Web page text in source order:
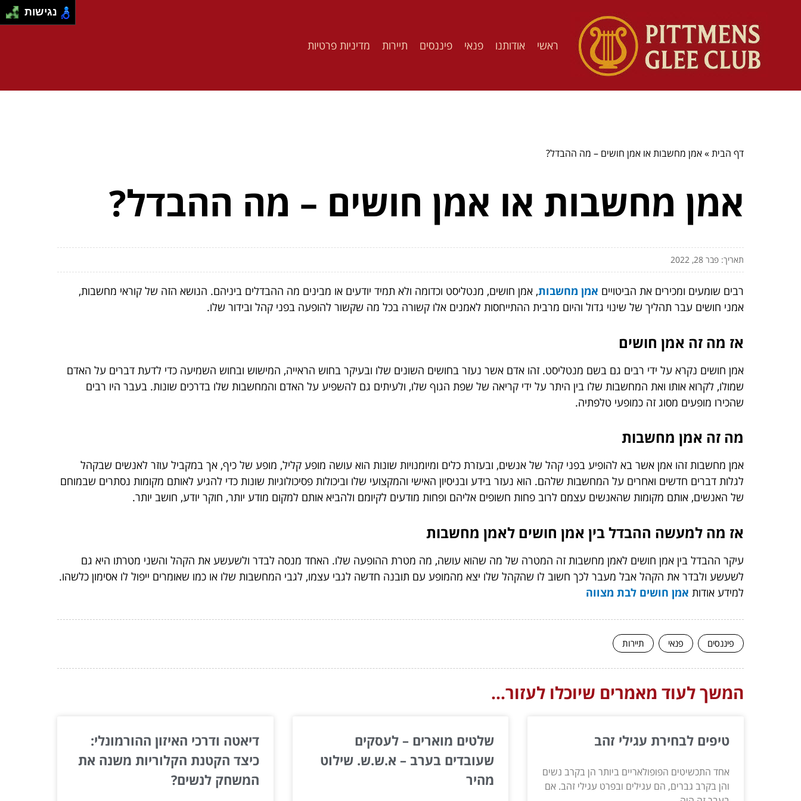
ראשי אודותנו פנאי פיננסים תיירות מדיניות פרטיות
דף הבית»אמן מחשבות או אמן חושים – מה ההבדל?
אמן מחשבות או אמן חושים – מה ההבדל?
תאריך: פבר 28, 2022
רבים שומעים ומכירים את הביטויים אמן מחשבות, אמן חושים, מנטליסט וכדומה ולא תמיד יודעים או מבינים מה ההבדלים ביניהם. הנושא הזה של קוראי מחשבות,
אמני חושים עבר תהליך של שינוי גדול והיום מרבית ההתייחסות לאמנים אלו קשורה בכל מה שקשור להופעה בפני קהל ובידור שלו.
אז מה זה אמן חושים
אמן חושים נקרא על ידי רבים גם בשם מנטליסט. זהו אדם אשר נעזר בחושים השונים שלו ובעיקר בחוש הראייה, המישוש ובחוש השמיעה כדי לדעת דברים על האדם
שמולו, לקרוא אותו ואת המחשבות שלו בין היתר על ידי קריאה של שפת הגוף שלו, ולעיתים גם להשפיע על האדם והמחשבות שלו בדרכים שונות. בעבר היו רבים
שהכירו מופעים מסוג זה כמופעי טלפתיה.
מה זה אמן מחשבות
אמן מחשבות זהו אמן אשר בא להופיע בפני קהל של אנשים, ובעזרת כלים ומיומנויות שונות הוא עושה מופע קליל, מופע של כיף, אך במקביל עוזר לאנשים שבקהל
לגלות דברים חדשים ואחרים על המחשבות שלהם. הוא נעזר בידע ובניסיון האישי והמקצועי שלו וביכולות פסיכולוגיות שונות כדי להגיע לאותם מקומות נסתרים שבמוחם
של האנשים, אותם מקומות שהאנשים עצמם לרוב פחות חשופים אליהם ופחות מודעים לקיומם ולהביא אותם למקום מודע יותר, חוקר יודע, חושב יותר.
אז מה למעשה ההבדל בין אמן חושים לאמן מחשבות
עיקר ההבדל בין אמן חושים לאמן מחשבות זה המטרה של מה שהוא עושה, מה מטרת ההופעה שלו. האחד מנסה לבדר ולשעשע את הקהל והשני מטרתו היא גם
לשעשע ולבדר את הקהל אבל מעבר לכך חשוב לו שהקהל שלו יצא מהמופע עם תובנה חדשה לגבי עצמו, לגבי המחשבות שלו או כמו שאומרים ייפול לו אסימון כלשהו.
למידע אודות אמן חושים לבת מצווה
פיננסים פנאי תיירות
המשך לעוד מאמרים שיוכלו לעזור...
טיפים לבחירת עגילי זהב
אחד התכשיטים הפופולאריים ביותר הן בקרב נשים
והן בקרב גברים, הם עגילים ובפרט עגילי זהב. אם
שלטים מוארים – לעסקים
שעובדים בערב – א.ש.ש. שילוט
מהיר
דיאטה ודרכי האיזון ההורמונלי:
כיצד הקטנת הקלוריות משנה את
המשחק לנשים?
נגישות